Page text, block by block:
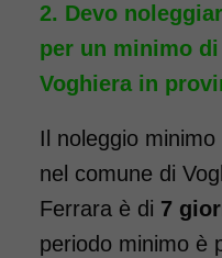
elevabili
minimo è di
da 76 euro.
domicilio in
contattaci
informazioni.
COSTO
Devo
per un minimo
Voghiera in
Il noleggio
nel comune di
Ferrara è di 7
periodo minimo è